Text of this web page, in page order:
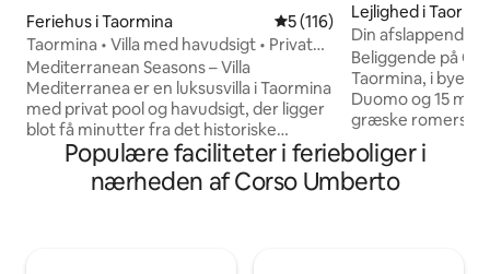
Feriehus i Taormina 5 ud af 5 i gennemsnitlig
5 (116)
Taormina • Villa med havudsigt • Privat
pool
Mediterranean Seasons – Villa
Mediterranea er en luksusvilla i Taormina
med privat pool og havudsigt, der ligger
blot få minutter fra det historiske
centrum. Den tilbyder eksklusive
udendørsområder med en citrushave,
udendørs spiseområde og en
Lejlighed i
Din afslappende
Taormina
Beliggende på
Taormina, i
Duomo og 15
græske romerske
større
restauranter. Le
Apartment
Populære faciliteter i ferieboliger i
nærheden af Corso Umberto